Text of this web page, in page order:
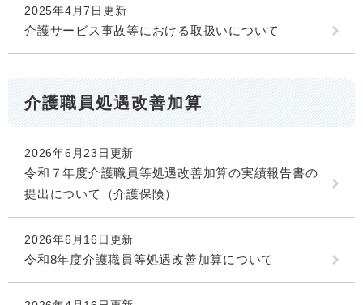
2025年4月7日更新
介護サービス事故等における取扱いについて
介護職員処遇改善加算
2026年6月23日更新
令和７年度介護職員等処遇改善加算の実績報告書の
提出について（介護保険）
2026年6月16日更新
令和8年度介護職員等処遇改善加算について